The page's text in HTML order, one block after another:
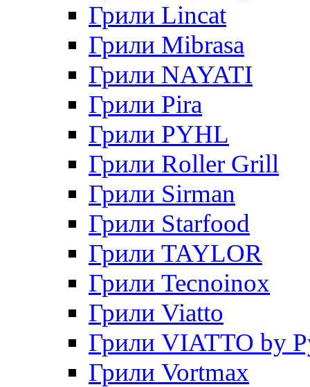
Грили Lincat
Грили Mibrasa
Грили NAYATI
Грили Pira
Грили PYHL
Грили Roller Grill
Грили Sirman
Грили Starfood
Грили TAYLOR
Грили Tecnoinox
Грили Viatto
Грили VIATTO by
Грили Vortmax